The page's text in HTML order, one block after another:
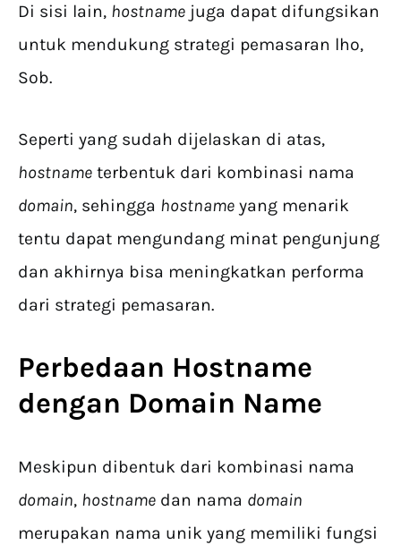
Di sisi lain, hostname juga dapat difungsikan
untuk mendukung strategi pemasaran lho,
Sob.
Seperti yang sudah dijelaskan di atas,
hostname terbentuk dari kombinasi nama
domain, sehingga hostname yang menarik
tentu dapat mengundang minat pengunjung
dan akhirnya bisa meningkatkan performa
dari strategi pemasaran.
Perbedaan Hostname
dengan Domain Name
Meskipun dibentuk dari kombinasi nama
domain, hostname dan nama domain
merupakan nama unik yang memiliki fungsi